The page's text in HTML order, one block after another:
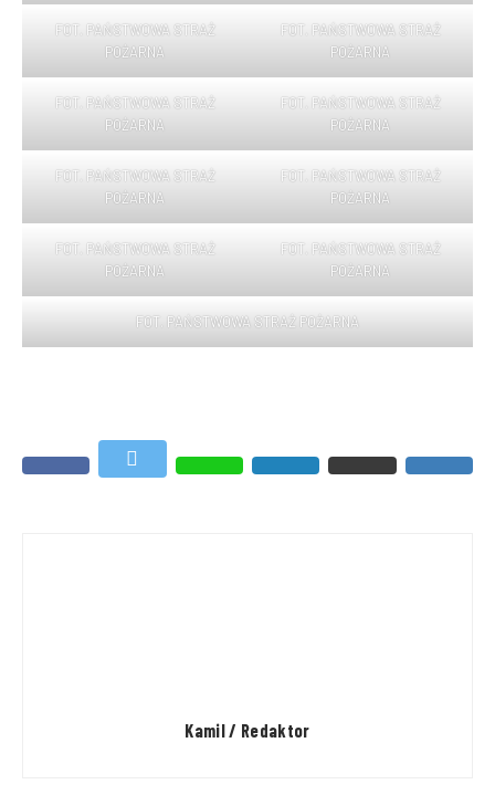
FOT. PAŃSTWOWA STRAŻ
POŻARNA
FOT. PAŃSTWOWA STRAŻ
POŻARNA
FOT. PAŃSTWOWA STRAŻ
POŻARNA
FOT. PAŃSTWOWA STRAŻ
POŻARNA
FOT. PAŃSTWOWA STRAŻ
POŻARNA
FOT. PAŃSTWOWA STRAŻ
POŻARNA
FOT. PAŃSTWOWA STRAŻ
POŻARNA
FOT. PAŃSTWOWA STRAŻ
POŻARNA
FOT. PAŃSTWOWA STRAŻ POŻARNA
Kamil / Redaktor